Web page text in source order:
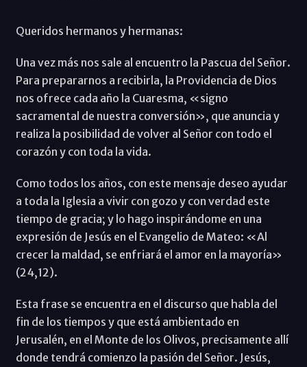
Queridos hermanos y hermanas:
Una vez más nos sale al encuentro la Pascua del Señor.
Para prepararnos a recibirla, la Providencia de Dios
nos ofrece cada año la Cuaresma, «signo
sacramental de nuestra conversión», que anuncia y
realiza la posibilidad de volver al Señor con todo el
corazón y con toda la vida.
Como todos los años, con este mensaje deseo ayudar
a toda la Iglesia a vivir con gozo y con verdad este
tiempo de gracia; y lo hago inspirándome en una
expresión de Jesús en el Evangelio de Mateo: «Al
crecer la maldad, se enfriará el amor en la mayoría»
(24,12).
Esta frase se encuentra en el discurso que habla del
fin de los tiempos y que está ambientado en
Jerusalén, en el Monte de los Olivos, precisamente allí
donde tendrá comienzo la pasión del Señor. Jesús,